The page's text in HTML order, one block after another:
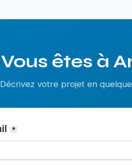
Vous êtes à
Décrivez votre projet en